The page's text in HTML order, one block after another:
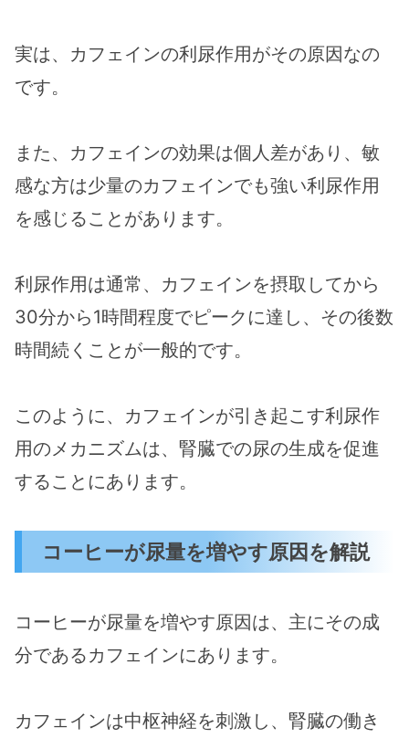
実は、カフェインの利尿作用がその原因なの
です。
また、カフェインの効果は個人差があり、敏
感な方は少量のカフェインでも強い利尿作用
を感じることがあります。
利尿作用は通常、カフェインを摂取してから
30分から1時間程度でピークに達し、その後数
時間続くことが一般的です。
このように、カフェインが引き起こす利尿作
用のメカニズムは、腎臓での尿の生成を促進
することにあります。
コーヒーが尿量を増やす原因を解説
コーヒーが尿量を増やす原因は、主にその成
分であるカフェインにあります。
カフェインは中枢神経を刺激し、腎臓の働き